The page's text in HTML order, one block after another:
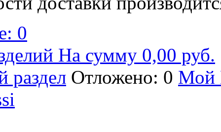
0
На сумму 0,00 руб.
раздел Отложено: 0 Мой